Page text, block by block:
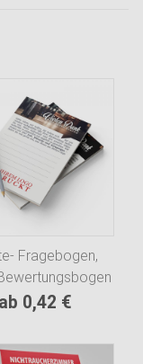
Fragebogen,
- Individuelle
ab 0,42 €